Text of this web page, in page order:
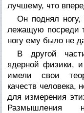
лучшему, что
Он поднял ногу,
лежащую посреди
ногу ему было не
В другой
ядерной физики,
имели свои
качеств человека,
для измерения